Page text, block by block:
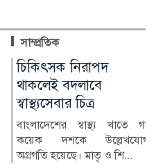
সাম্প্রতিক
মুক্তিযুদ্ধ ছিল জনতার যুদ্ধ,
কোনো দলের নয়:
রাষ্ট্রপতি হাফিজ উদ্দিন
বলেছেন, ১৯৭১ সালের
মুক্তিযুদ্ধ ছিল জনতার যু...